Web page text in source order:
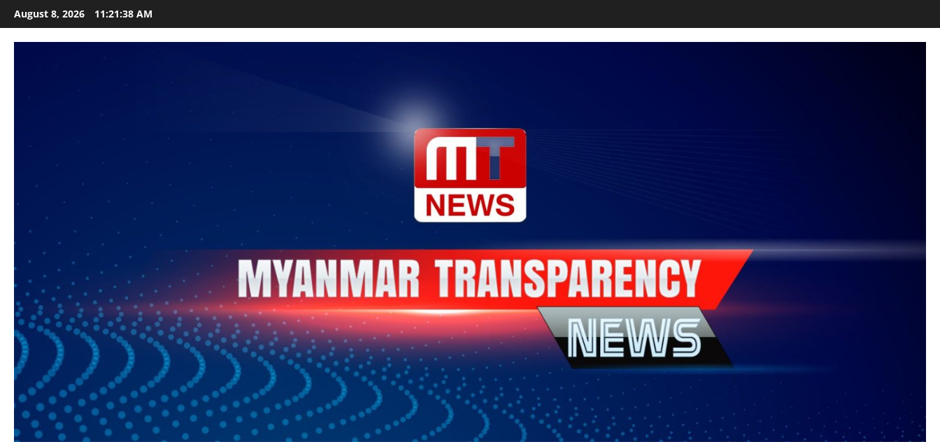
Skip
to
content
August 8, 2026 11:21:40 AM